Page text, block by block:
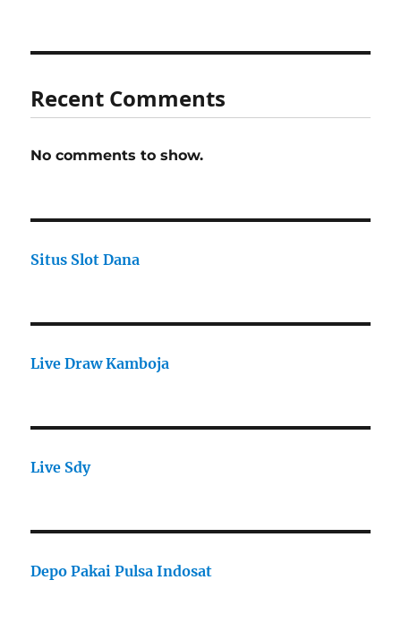
Recent Comments
No comments to show.
Situs Slot Dana
Live Draw Kamboja
Live Sdy
Depo Pakai Pulsa Indosat